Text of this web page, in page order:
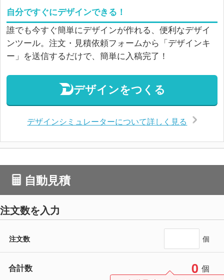
自分ですぐにデザインできる！
誰でも今すぐ簡単にデザインが作れる、便利なデザイ
ンツール。注文・見積依頼フォームから「デザインキ
ー」を送信するだけで、簡単に入稿完了！
デザインをつくる
デザインシミュレーターについて詳しく見る
自動見積
注文数を入力
注文数 個
合計数 0 個